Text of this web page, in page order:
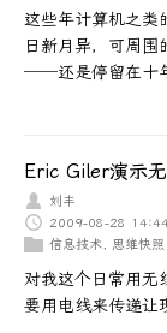
这些年计算机之类
日新月异，可周
──还是停留在十
Eric Giler演示
刘丰
2009-08-28
信息技术
思维快照
对我这个日常用无
要用电线来传递让